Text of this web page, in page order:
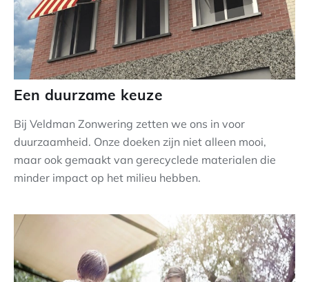
Een duurzame keuze
Bij Veldman Zonwering zetten we ons in voor
duurzaamheid. Onze doeken zijn niet alleen mooi,
maar ook gemaakt van gerecyclede materialen die
minder impact op het milieu hebben.